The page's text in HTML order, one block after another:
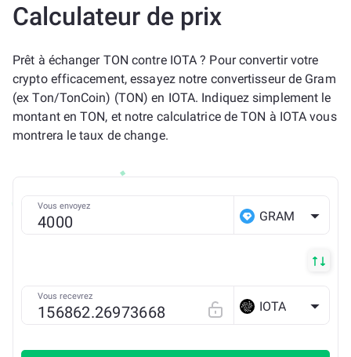
Calculateur de prix
Prêt à échanger TON contre IOTA ? Pour convertir votre
crypto efficacement, essayez notre convertisseur de Gram
(ex Ton/TonCoin) (TON) en IOTA. Indiquez simplement le
montant en TON, et notre calculatrice de TON à IOTA vous
montrera le taux de change.
Vous envoyez
GRAM
Vous recevrez
IOTA